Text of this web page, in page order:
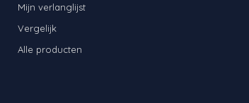
Mijn verlanglijst
Vergelijk
Alle producten